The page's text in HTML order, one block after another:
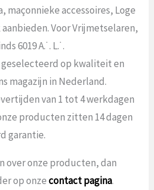
maçonnieke accessoires, Loge
Voor Vrijmetselaren,
6019 A.˙. L.˙.
op kwaliteit en
magazijn in Nederland.
van 1 tot 4 werkdagen
producten zitten 14 dagen
garantie.
over onze producten, dan
op onzecontact pagina.